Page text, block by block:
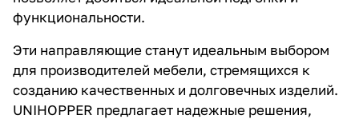
функциональности.
Эти направляющие станут идеальным выбором
для производителей мебели, стремящихся к
созданию качественных и долговечных изделий.
UNIHOPPER предлагает надежные решения,